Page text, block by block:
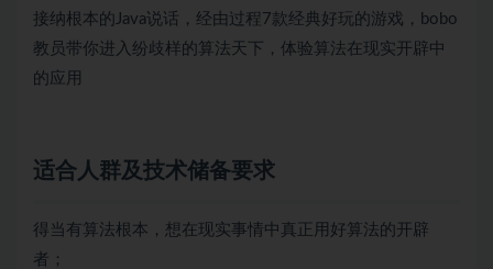
接纳根本的Java说话，经由过程7款经典好玩的游戏，bobo
教员带你进入纷歧样的算法天下，体验算法在现实开辟中
的应用
适合人群及技术储备要求
得当有算法根本，想在现实事情中真正用好算法的开辟
者；